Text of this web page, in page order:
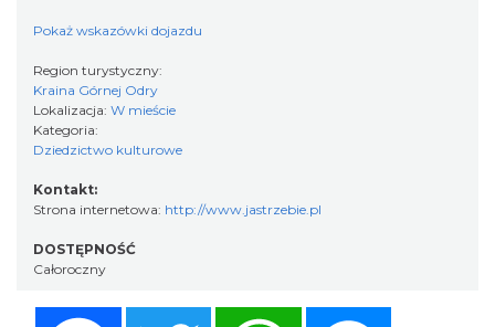
Pokaż wskazówki dojazdu
Region turystyczny:
Kraina Górnej Odry
Lokalizacja: W mieście
Kategoria:
Dziedzictwo kulturowe
Kontakt:
Strona internetowa: http://www.jastrzebie.pl
DOSTĘPNOŚĆ
Całoroczny
Twitter WhatsApp